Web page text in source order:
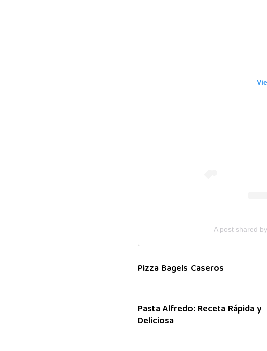
A post shared
Pizza Bagels Caseros
Pasta Alfredo: Receta Rápida y
Deliciosa